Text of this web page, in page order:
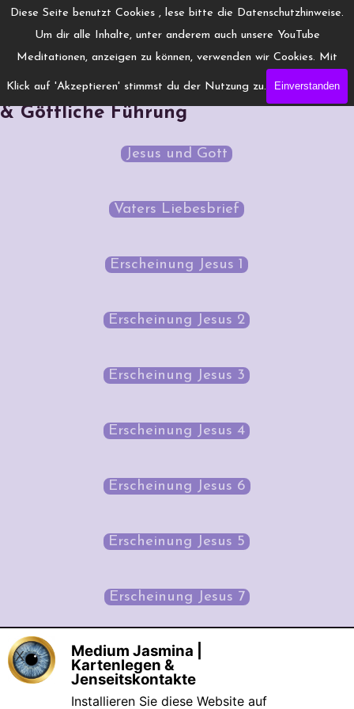
Diese Seite benutzt Cookies , lese bitte die Datenschutzhinweise.
Um dir alle Inhalte, unter anderem auch unsere YouTube
Meditationen, anzeigen zu können, verwenden wir Cookies. Mit
Klick auf 'Akzeptieren' stimmst du der Nutzung zu. Einverstanden
Direkt zum Seiteninhalt
www.Engelchanneling.de
Menü überspringen
Jesus & Gott: Visionen, Erscheinungen
& Göttliche Führung
Jesus und Gott
Vaters Liebesbrief
Erscheinung Jesus 1
Erscheinung Jesus 2
Erscheinung Jesus 3
Erscheinung Jesus 4
Erscheinung Jesus 6
Erscheinung Jesus 5
Erscheinung Jesus 7
©seit 2006 Medium Jasmina Mentor &
Coaching  |  Eingetragene Marke:
Engelchanneling®
Datenschutz] [Impressum] [AGB
Medium Jasmina |
Kartenlegen &
Jenseitskontakte
Installieren Sie diese Website auf
X